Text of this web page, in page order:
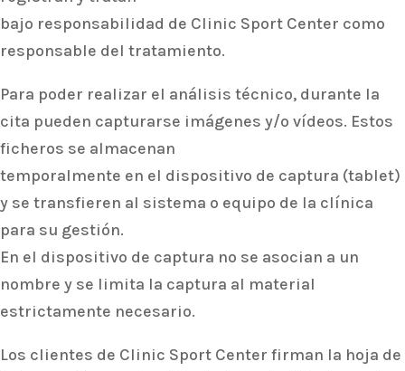
bajo responsabilidad de Clinic Sport Center como
responsable del tratamiento.
Para poder realizar el análisis técnico, durante la
cita pueden capturarse imágenes y/o vídeos. Estos
ficheros se almacenan
temporalmente en el dispositivo de captura (tablet)
y se transfieren al sistema o equipo de la clínica
para su gestión.
En el dispositivo de captura no se asocian a un
nombre y se limita la captura al material
estrictamente necesario.
Los clientes de Clinic Sport Center firman la hoja de